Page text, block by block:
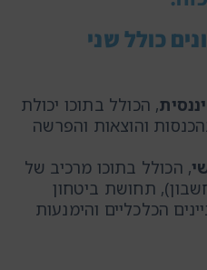
כולל שני
, הכולל בתוכו יכולת
והוצאות והפרשה
, הכולל בתוכו מרכיב של
תחושת ביטחון
הכלכליים והימנעות